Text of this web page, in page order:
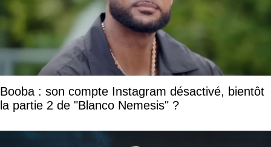
Booba : son compte Instagram désactivé, bientôt
la partie 2 de "Blanco Nemesis" ?